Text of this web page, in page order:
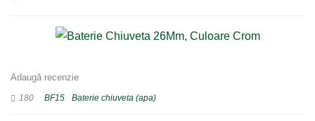
Adaugă recenzie
180 BF15 Baterie chiuveta (apa)